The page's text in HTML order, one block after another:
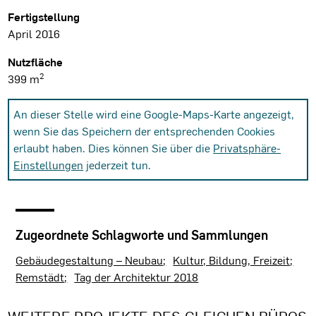
Fertigstellung
April 2016
Nutzfläche
399 m2
An dieser Stelle wird eine Google-Maps-Karte angezeigt,
wenn Sie das Speichern der entsprechenden Cookies
erlaubt haben. Dies können Sie über die Privatsphäre-
Einstellungen jederzeit tun.
Zugeordnete Schlagworte und Sammlungen
Gebäudegestaltung – Neubau
Kultur, Bildung, Freizeit
Remstädt
Tag der Architektur 2018